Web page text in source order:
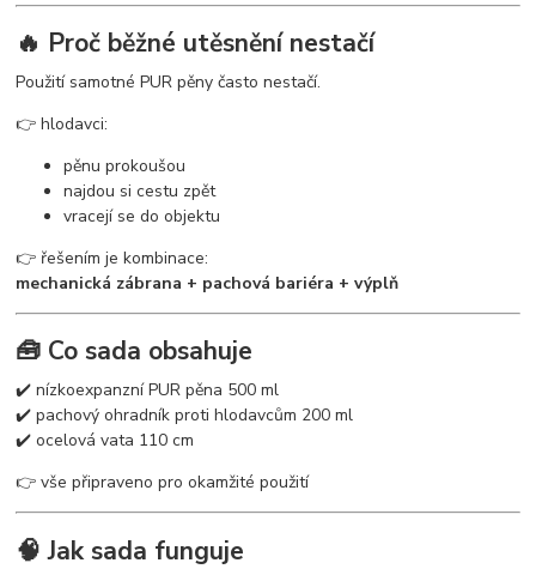
🔥 Proč běžné utěsnění nestačí
Použití samotné PUR pěny často nestačí.
👉 hlodavci:
pěnu prokoušou
najdou si cestu zpět
vracejí se do objektu
👉 řešením je kombinace:
mechanická zábrana + pachová bariéra + výplň
🧰 Co sada obsahuje
✔️ nízkoexpanzní PUR pěna 500 ml
✔️ pachový ohradník proti hlodavcům 200 ml
✔️ ocelová vata 110 cm
👉 vše připraveno pro okamžité použití
🧠 Jak sada funguje